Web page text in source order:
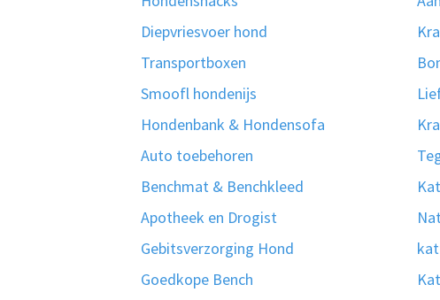
Diepvriesvoer hond
Transportboxen
Smoofl hondenijs
Hondenbank & Hondensofa
Auto toebehoren
Benchmat & Benchkleed
Apotheek en Drogist
Gebitsverzorging Hond
Goedkope Bench